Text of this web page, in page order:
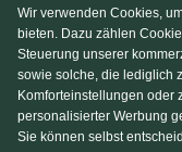
Wir verwenden Cookies,
bieten. Dazu zählen
Steuerung unserer
sowie solche, die lediglich
Komforteinstellungen oder
personalisierter Werbung
Sie können selbst